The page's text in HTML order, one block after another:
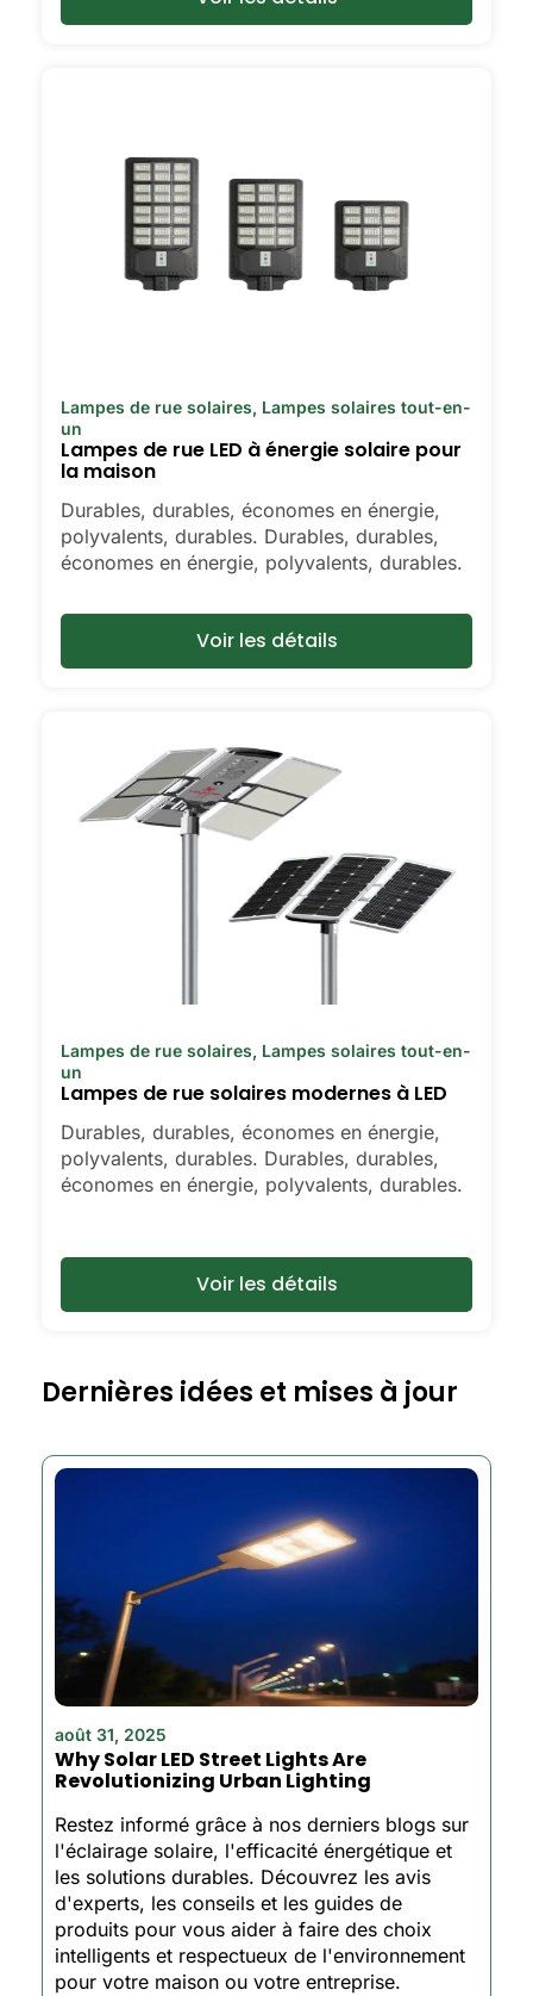
lumineuse, à l'intérieur comme à
[mpg_city]| 📍 Zone de service :
[mpg_area], [mpg_city]
Lampes de rue solaires, Lampes solaires tout-en-
un
Lampes de rue LED à énergie solaire pour
la maison
Durables, durables, économes en énergie,
polyvalents, durables. Durables, durables,
économes en énergie, polyvalents, durables.
Voir les détails
Lampes de rue solaires, Lampes solaires tout-en-
un
Lampes de rue solaires modernes à LED
Durables, durables, économes en énergie,
polyvalents, durables. Durables, durables,
économes en énergie, polyvalents, durables.
Voir les détails
Dernières idées et mises à jour
août 31, 2025
Why Solar LED Street Lights Are
Revolutionizing Urban Lighting
Restez informé grâce à nos derniers blogs sur
l'éclairage solaire, l'efficacité énergétique et
les solutions durables. Découvrez les avis
d'experts, les conseils et les guides de
produits pour vous aider à faire des choix
intelligents et respectueux de l'environnement
pour votre maison ou votre entreprise.